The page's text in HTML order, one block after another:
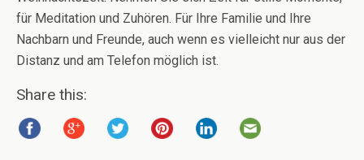
für Meditation und Zuhören. Für Ihre Familie und Ihre
Nachbarn und Freunde, auch wenn es vielleicht nur aus der
Distanz und am Telefon möglich ist.
Share this: